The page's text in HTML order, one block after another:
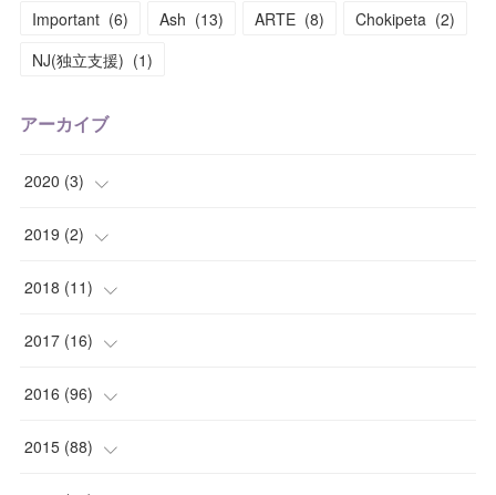
Important (6) Ash (13) ARTE (8) Chokipeta (2)
NJ(独立支援) (1)
アーカイブ
2020 (3)
(1
( 1)
(1)
2019 (2)
( 1)
(1)
2018 (11)
(2)
(1)
(1)
2017 (16)
(1)
(2)
2016 (96)
(2)
2015 (88)